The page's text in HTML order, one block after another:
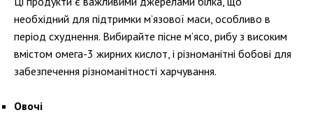
необхідний для підтримки м’язової маси, особливо в
період схуднення. Вибирайте пісне м’ясо, рибу з високим
вмістом омега-3 жирних кислот, і різноманітні бобові для
забезпечення різноманітності харчування.
Овочі